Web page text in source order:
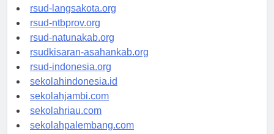
rsud-langsakota.org
rsud-ntbprov.org
rsud-natunakab.org
rsudkisaran-asahankab.org
rsud-indonesia.org
sekolahindonesia.id
sekolahjambi.com
sekolahriau.com
sekolahpalembang.com